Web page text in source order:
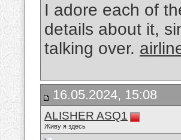
I adore each of
details about it,
talking over.
16.05.2024, 15:08
ALISHER ASQ1
Живу я здесь